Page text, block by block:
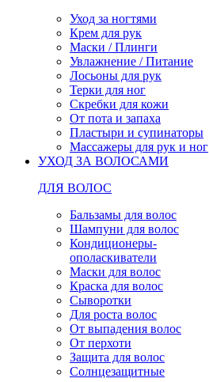
Уход за ногтями
Крем для рук
Маски / Плинги
Увлажнение / Питание
Лосьоны для рук
Терки для ног
Скребки для кожи
От пота и запаха
Пластыри и супинаторы
Массажеры для рук и ног
УХОД ЗА ВОЛОСАМИ
ДЛЯ ВОЛОС
Бальзамы для волос
Шампуни для волос
Кондиционеры-
ополаскиватели
Маски для волос
Краска для волос
Сыворотки
Для роста волос
От выпадения волос
От перхоти
Защита для волос
Солнцезащитные